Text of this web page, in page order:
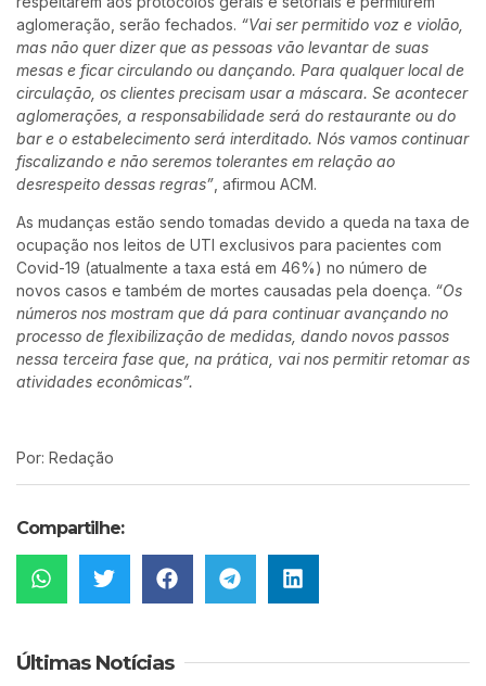
aglomeração, serão fechados. “Vai ser permitido voz e violão,
mas não quer dizer que as pessoas vão levantar de suas
mesas e ficar circulando ou dançando. Para qualquer local de
circulação, os clientes precisam usar a máscara. Se acontecer
aglomerações, a responsabilidade será do restaurante ou do
bar e o estabelecimento será interditado. Nós vamos continuar
fiscalizando e não seremos tolerantes em relação ao
desrespeito dessas regras” , afirmou ACM.
As mudanças estão sendo tomadas devido a queda na taxa de
ocupação nos leitos de UTI exclusivos para pacientes com
Covid-19 (atualmente a taxa está em 46%) no número de
novos casos e também de mortes causadas pela doença. “Os
números nos mostram que dá para continuar avançando no
processo de flexibilização de medidas, dando novos passos
nessa terceira fase que, na prática, vai nos permitir retomar as
atividades econômicas”.
Por: Redação
Compartilhe:
Últimas Notícias